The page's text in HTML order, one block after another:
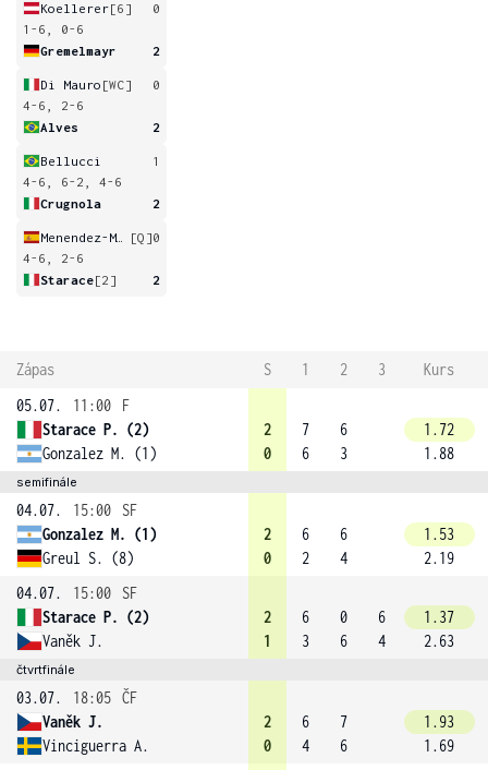
Koellerer[6]
0
1-6, 0-6
Gremelmayr
2
Di Mauro [WC]
0
4-6, 2-6
Alves
2
Bellucci
1
4-6, 6-2, 4-6
Crugnola
2
[Q]0
4-6, 2-6
Starace[2] 2
Zápas S 1 2 3
Kurs
05.07.
11:00
F
Starace P. (2)
Gonzalez M. (1)
2
0
7
6
6
3
1.72
1.88
semifinále
04.07. 15:00
SF
Gonzalez M. (1)
Greul S. (8)
2
0
6
2
6
4
1.53
2.19
04.07.
15:00
SF
Starace P. (2)
Vaněk J.
2
1
6
3
0
6
6
4
1.37
2.63
čtvrtfinále
03.07. 18:05 ČF
Vaněk J.
Vinciguerra A.
2
0
6
4
7
6
1.93
1.69